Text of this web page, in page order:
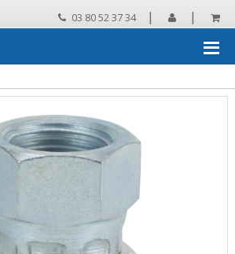
03 80 52 37 34 | |
pièces détachées et accessoires pour
IDROBASE Raccord HP 1/4 FBSP écrou conique 1/4